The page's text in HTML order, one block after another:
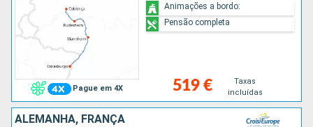
Pague em 4X 519 €
Taxas
incluídas
Animações a bordo:
Pensão completa
ALEMANHA, FRANÇA